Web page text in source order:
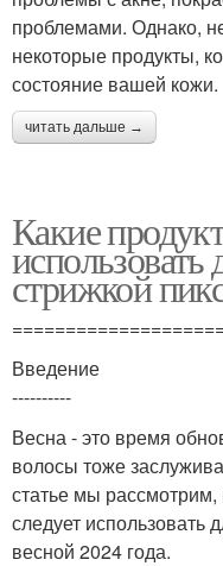
проблемами. Однако,
некоторые продукты,
состояние вашей кожи.
читать дальше →
Какие
использовать
стрижкой
Введение
----------
Весна - это время
волосы тоже
статье мы
следует использовать
весной 2024 года.